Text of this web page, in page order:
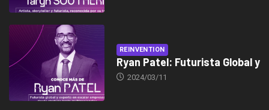
REINVENTION
Ryan Patel: Futurista Global y
2024/03/11